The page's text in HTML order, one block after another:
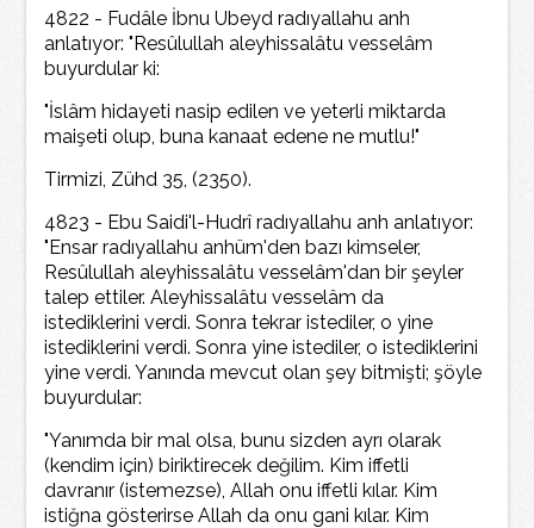
4822 - Fudâle İbnu Ubeyd radıyallahu anh
anlatıyor: "Resûlullah aleyhissalâtu vesselâm
buyurdular ki:
"İslâm hidayeti nasip edilen ve yeterli miktarda
maişeti olup, buna kanaat edene ne mutlu!"
Tirmizi, Zühd 35, (2350).
4823 - Ebu Saidi'l-Hudrî radıyallahu anh anlatıyor:
"Ensar radıyallahu anhüm'den bazı kimseler,
Resûlullah aleyhissalâtu vesselâm'dan bir şeyler
talep ettiler. Aleyhissalâtu vesselâm da
istediklerini verdi. Sonra tekrar istediler, o yine
istediklerini verdi. Sonra yine istediler, o istediklerini
yine verdi. Yanında mevcut olan şey bitmişti; şöyle
buyurdular:
"Yanımda bir mal olsa, bunu sizden ayrı olarak
(kendim için) biriktirecek değilim. Kim iffetli
davranır (istemezse), Allah onu iffetli kılar. Kim
istiğna gösterirse Allah da onu gani kılar. Kim